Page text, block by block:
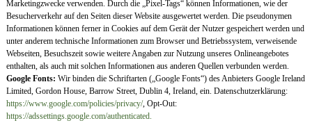
Marketingzwecke verwenden. Durch die „Pixel-Tags“ können Informationen, wie der
Besucherverkehr auf den Seiten dieser Website ausgewertet werden. Die pseudonymen
Informationen können ferner in Cookies auf dem Gerät der Nutzer gespeichert werden und
unter anderem technische Informationen zum Browser und Betriebssystem, verweisende
Webseiten, Besuchszeit sowie weitere Angaben zur Nutzung unseres Onlineangebotes
enthalten, als auch mit solchen Informationen aus anderen Quellen verbunden werden.
Google Fonts: Wir binden die Schriftarten („Google Fonts“) des Anbieters Google Ireland
Limited, Gordon House, Barrow Street, Dublin 4, Ireland, ein. Datenschutzerklärung:
https://www.google.com/policies/privacy/, Opt-Out:
https://adssettings.google.com/authenticated.